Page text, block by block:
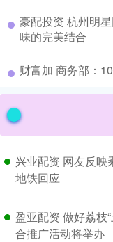
豪配投资 杭州明
味的完美结合
财富加 商务部：
兴业配资 网友反映
地铁回应
盈亚配资 做好荔枝
合推广活动将举办